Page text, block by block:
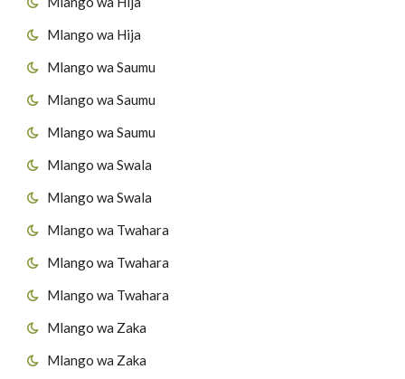
Mlango wa Hija
Mlango wa Saumu
Mlango wa Saumu
Mlango wa Saumu
Mlango wa Swala
Mlango wa Swala
Mlango wa Twahara
Mlango wa Twahara
Mlango wa Twahara
Mlango wa Zaka
Mlango wa Zaka